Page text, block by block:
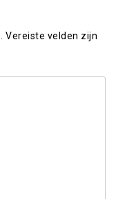
Vereiste velden zijn